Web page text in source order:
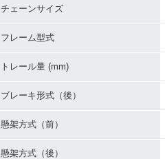
チェーンサイズ
フレーム型式
トレール量 (mm)
ブレーキ形式（後）
懸架方式（前）
懸架方式（後）